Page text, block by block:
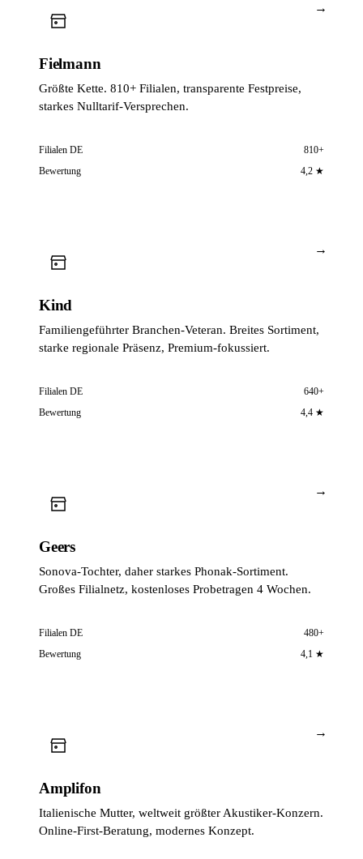
→
Fielmann
Größte Kette. 810+ Filialen, transparente Festpreise,
starkes Nulltarif-Versprechen.
Filialen DE
810+
Bewertung
4,2 ★
→
Kind
Familiengeführter Branchen-Veteran. Breites Sortiment,
starke regionale Präsenz, Premium-fokussiert.
Filialen DE
640+
Bewertung
4,4 ★
→
Geers
Sonova-Tochter, daher starkes Phonak-Sortiment.
Großes Filialnetz, kostenloses Probetragen 4 Wochen.
Filialen DE
480+
Bewertung
4,1 ★
→
Amplifon
Italienische Mutter, weltweit größter Akustiker-Konzern.
Online-First-Beratung, modernes Konzept.